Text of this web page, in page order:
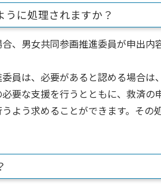
うに処理されますか？
、男女共同参画推進委員が申出内
員は、必要があると認める場合は
要な支援を行うとともに、救済
よう求めることができます。その